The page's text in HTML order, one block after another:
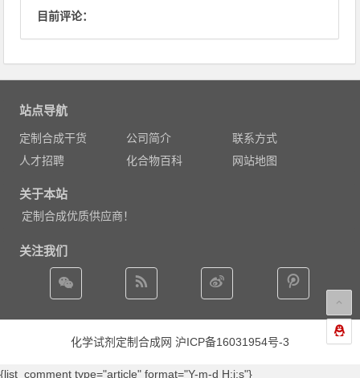
目前评论：
站点导航
定制合成干货 公司简介
联系方式
人才招聘
化合物百科 网站地图
关于本站
定制合成优质供应商！
关注我们
化学试剂定制合成网 沪ICP备16031954号-3
{list_comment type="article" format="Y-m-d H:i:s"}